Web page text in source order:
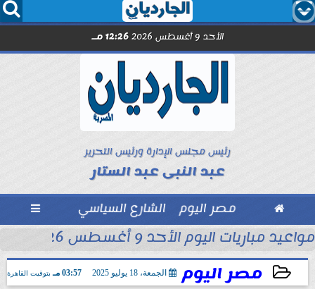
  
الأحد 9 أغسطس 2026 12:26 مـ
رئيس مجلس الإدارة ورئيس التحرير
عبد النبى عبد الستار
 مصر اليوم الشارع السياسي 
شريف...
مواعيد مباريات اليوم الأحد 9 أغسطس 2026
مصر اليوم الجمعة، 18 يوليو 2025 03:57 مـ بتوقيت القاهرة